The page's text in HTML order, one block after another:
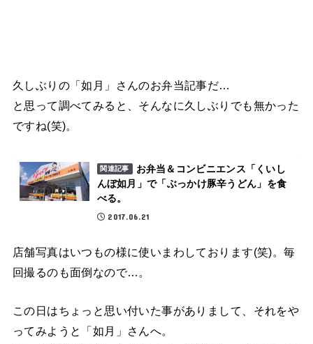
久しぶりの「如月」さんのお弁当記事だ…
と思って調べてみると、そんなに久しぶりでも無かった
ですね(笑)。
関連記事
お弁当＆コンビニエンス「くいし
んぼ如月」で「ぶっかけ豚辛うどん」を食
べる。
2017.06.21
店舗写真はいつもの様に使いまわしております(笑)。毎
回撮るのも面倒なので…。
この日はちょっと思い付いた事がありまして、それをや
ってみようと「如月」さんへ。